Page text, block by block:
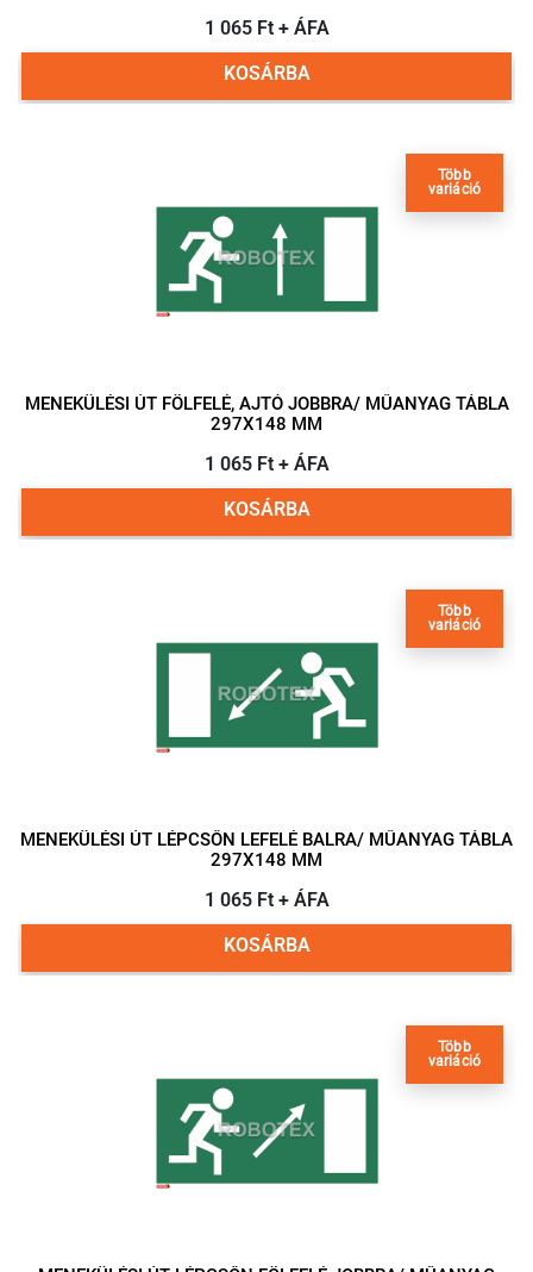
1 065 Ft + ÁFA
KOSÁRBA
Több
variáció
MENEKÜLÉSI ÚT FÖLFELÉ, AJTÓ JOBBRA/ MŰANYAG TÁBLA
297X148 MM
1 065 Ft + ÁFA
KOSÁRBA
Több
variáció
MENEKÜLÉSI ÚT LÉPCSŐN LEFELÉ BALRA/ MŰANYAG TÁBLA
297X148 MM
1 065 Ft + ÁFA
KOSÁRBA
Több
variáció